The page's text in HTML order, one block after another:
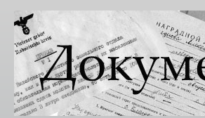
Документы
XX века
Всемирная
история в
Интернете